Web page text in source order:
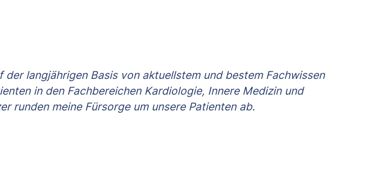
langjährigen Basis von aktuellstem und bestem Fachwissen
in den Fachbereichen Kardiologie, Innere Medizin und
runden meine Fürsorge um unsere Patienten ab.